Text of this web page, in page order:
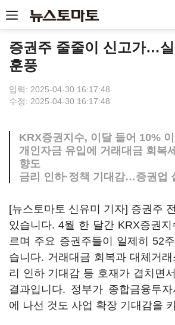
증권주 줄줄이 신고가…실
훈풍
입력: 2025-04-30 16:17:48
수정: 2025-04-30 16:17:48
KRX증권지수, 이달 들어 10%
개인자금 유입에 거래대금 회복
향도
금리 인하·정책 기대감…증권업
[뉴스토마토 신유미 기자] 증권주
있습니다. 4월 한 달간 KRX증권
르며 주요 증권주들이 일제히 52
습니다. 거래대금 회복과 대체거
리 인하 기대감 등 호재가 겹치면
결과입니다. 정부가 종합금융투
에 나선 것도 사업 확장 기대감을